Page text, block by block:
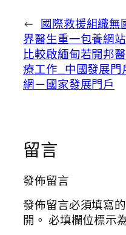
← 國際救援組織無
界醫生重一包養網站
比較啟緬甸若開邦醫
療工作_中國發展門
網－國家發展門戶
留言
發佈留言
發佈留言必須填寫
開。 必填欄位標示